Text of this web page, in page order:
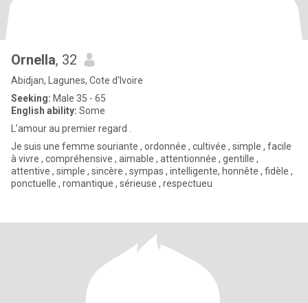
Ornella, 32
Abidjan, Lagunes, Cote d'Ivoire
Seeking: Male 35 - 65
English ability: Some
L’amour au premier regard .
Je suis une femme souriante , ordonnée , cultivée , simple , facile
à vivre , compréhensive , aimable , attentionnée , gentille ,
attentive , simple , sincère , sympas , intelligente, honnête , fidèle ,
ponctuelle , romantique , sérieuse , respectueu